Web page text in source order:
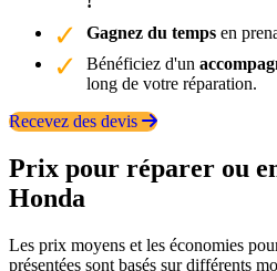
Gagnez du temps en
Bénéficiez d'un
long de votre réparation.
Recevez des devis
Prix pour réparer ou
Honda
Les prix moyens et les économies
présentées sont basés sur différents